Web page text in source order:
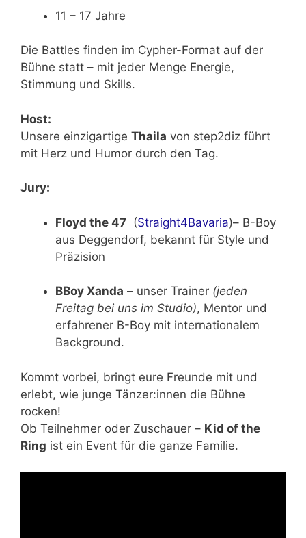
11 – 17 Jahre
Die Battles finden im Cypher-Format auf der
Bühne statt – mit jeder Menge Energie,
Stimmung und Skills.
Host:
Unsere einzigartige Thaila von step2diz führt
mit Herz und Humor durch den Tag.
Jury:
Floyd the 47 (Straight4Bavaria)– B-Boy
aus Deggendorf, bekannt für Style und
Präzision
BBoy Xanda – unser Trainer (jeden
Freitag bei uns im Studio), Mentor und
erfahrener B-Boy mit internationalem
Background.
Kommt vorbei, bringt eure Freunde mit und
erlebt, wie junge Tänzer:innen die Bühne
rocken!
Ob Teilnehmer oder Zuschauer – Kid of the
Ring ist ein Event für die ganze Familie.